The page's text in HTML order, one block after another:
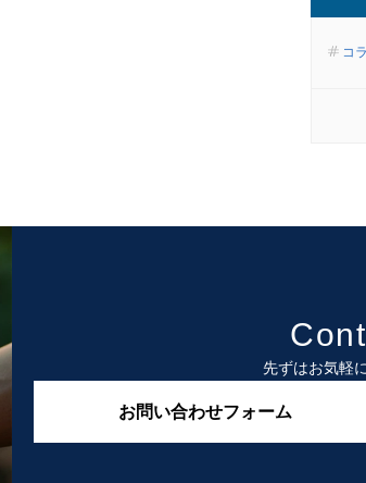
コ
先ずはお気軽
お問い合わせフォーム